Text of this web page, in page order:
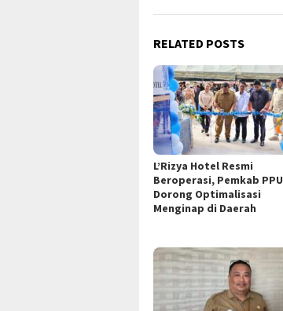
RELATED POSTS
L’Rizya Hotel Resmi
Beroperasi, Pemkab PPU
Dorong Optimalisasi
Menginap di Daerah